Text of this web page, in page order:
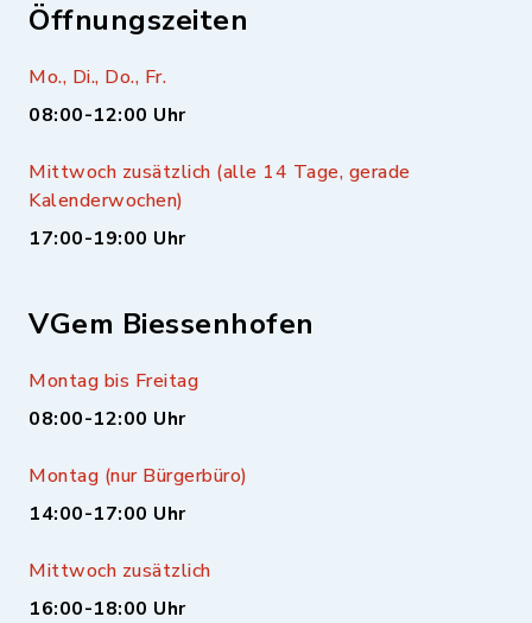
Öffnungszeiten
Mo., Di., Do., Fr.
08:00-12:00 Uhr
Mittwoch zusätzlich (alle 14 Tage, gerade
Kalenderwochen)
17:00-19:00 Uhr
VGem Biessenhofen
Montag bis Freitag
08:00-12:00 Uhr
Montag (nur Bürgerbüro)
14:00-17:00 Uhr
Mittwoch zusätzlich
16:00-18:00 Uhr